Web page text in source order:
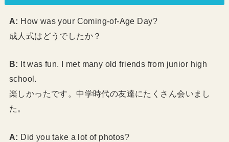
A: How was your Coming-of-Age Day?
成人式はどうでしたか？
B: It was fun. I met many old friends from junior high
school.
楽しかったです。中学時代の友達にたくさん会いまし
た。
A: Did you take a lot of photos?